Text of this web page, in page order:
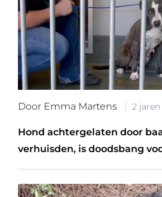
Door Emma Martens 2
Hond achtergelaten door
verhuisden, is doodsbang